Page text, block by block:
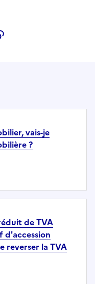
par courriel
vais-je
?
de TVA
d'accession
reverser la TVA